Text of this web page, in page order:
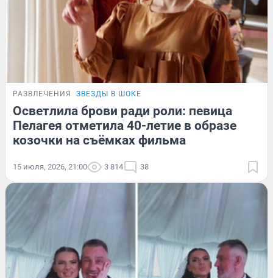
РАЗВЛЕЧЕНИЯ ЗВЕЗДЫ В ШОКЕ
Осветлила брови ради роли: певица
Пелагея отметила 40-летие в образе
козочки на съёмках фильма
15 июля, 2026, 21:00 3 814 38